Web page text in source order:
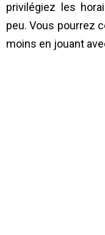
privilégiez les
peu. Vous pourrez
moins en jouant